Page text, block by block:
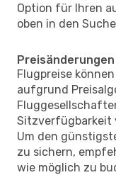
Option für Ihren
oben in den
Flugpreise
aufgrund
Sitzverfügbarkeit
Um den
zu sichern,
wie möglich zu